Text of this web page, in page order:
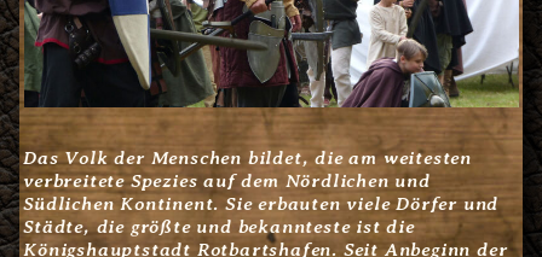
Das Volk der Menschen bildet, die am weitesten
verbreitete Spezies auf dem Nördlichen und
Südlichen Kontinent. Sie erbauten viele Dörfer und
Städte, die größte und bekannteste ist die
Königshauptstadt Rotbartshafen. Seit Anbeginn der